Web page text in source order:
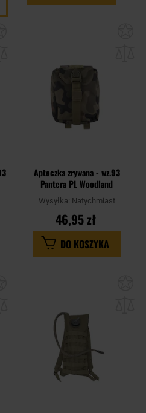
Apteczka zrywana - wz.93
Pantera PL Woodland
Wysyłka: Natychmiast
46,95 zł
DO KOSZYKA